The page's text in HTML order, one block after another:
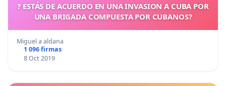
? ESTÁS DE ACUERDO EN UNA INVASION A CUBA POR
UNA BRIGADA COMPUESTA POR CUBANOS?
Miguel a aldana
1 096 firmas
8 Oct 2019